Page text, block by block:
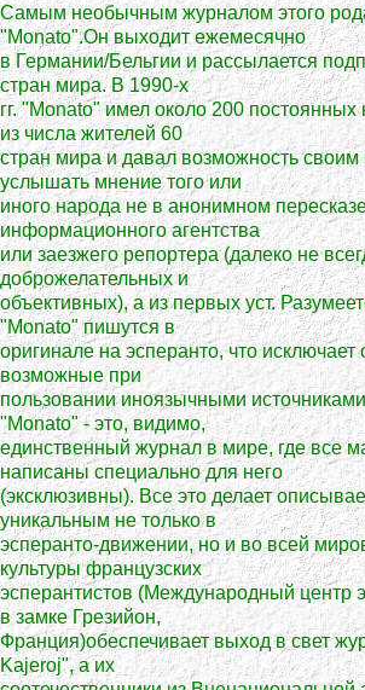
Самым необычным журналом этого
"Monato".Он выходит ежемесячно
в Германии/Бельгии и рассылается
стран мира. В 1990-х
гг. "Monato" имел около 200 постоянных
из числа жителей 60
стран мира и давал возможность своим
услышать мнение того или
иного народа не в анонимном
информационного агентства
или заезжего репортера (далеко не
доброжелательных и
объективных), а из первых уст.
"Monato" пишутся в
оригинале на эсперанто, что
возможные при
пользовании иноязычными
"Monato" - это, видимо,
единственный журнал в мире, где все
написаны специально для него
(эксклюзивны). Все это делает
уникальным не только в
эсперанто-движении, но и во всей
культуры французских
эсперантистов (Международный центр
в замке Грезийон,
Франция)обеспечивает выход в свет
Kajeroj", а их